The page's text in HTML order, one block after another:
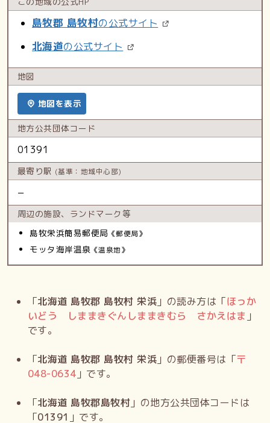
島牧郡 島牧村の公式サイト
北海道の公式サイト
地図
地図を表示
地方公共団体コード
01391
最寄り駅 (基準：地域中心部)
−
周辺の施設、 ランドマーク等
島牧栄浜簡易郵便局 《郵便局》
モッタ海岸温泉 《温泉地》
「北海道 島牧郡 島牧村 栄浜 」の読み方は「ほっか
いどう しままきぐんしままきむら さかえはま 」
です。
「北海道 島牧郡 島牧村 栄浜 」の郵便番号は「〒
048-0634 」です。
「北海道 島牧郡島牧村 」の地方公共団体コードは
「01391 」です。